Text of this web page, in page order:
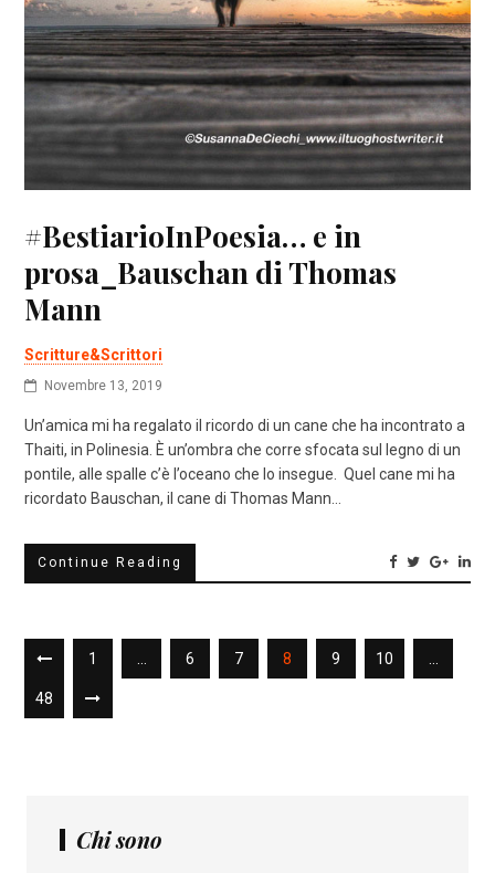
#BestiarioInPoesia… e in
prosa_Bauschan di Thomas
Mann
Scritture&Scrittori
Novembre 13, 2019
Un’amica mi ha regalato il ricordo di un cane che ha incontrato a
Thaiti, in Polinesia. È un’ombra che corre sfocata sul legno di un
pontile, alle spalle c’è l’oceano che lo insegue. Quel cane mi ha
ricordato Bauschan, il cane di Thomas Mann…
Continue Reading
1 6 7 8 9 10
48
Chi sono